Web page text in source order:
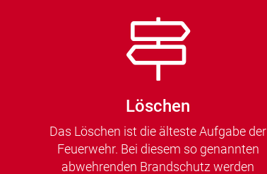
Löschen
Das Löschen ist die älteste Aufgabe der
Feuerwehr. Bei diesem so genannten
abwehrenden Brandschutz werden